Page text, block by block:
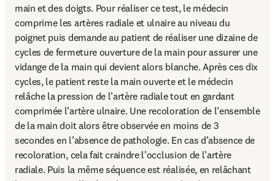
main et des doigts. Pour réaliser ce test, le médecin
comprime les artères radiale et ulnaire au niveau du
poignet puis demande au patient de réaliser une dizaine de
cycles de fermeture ouverture de la main pour assurer une
vidange de la main qui devient alors blanche. Après ces dix
cycles, le patient reste la main ouverte et le médecin
relâche la pression de l’artère radiale tout en gardant
comprimée l’artère ulnaire. Une recoloration de l’ensemble
de la main doit alors être observée en moins de 3
secondes en l’absence de pathologie. En cas d’absence de
recoloration, cela fait craindre l’occlusion de l’artère
radiale. Puis la même séquence est réalisée, en relâchant